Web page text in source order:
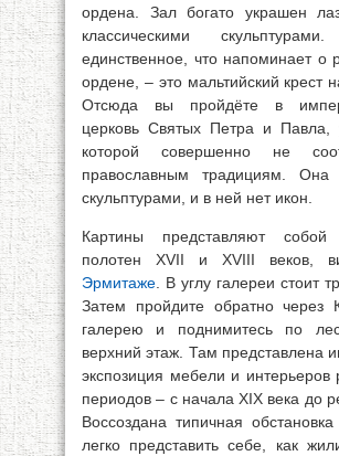
ордена. Зал богато украшен
классическими
единственное, что напоминает о
ордене, – это мальтийский крест
Отсюда вы пройдёте в
церковь Святых Петра и Павла,
которой совершенно не
православным традициям. Она
скульптурами, и в ней нет икон.
Картины представляют
полотен XVII и XVIII веков,
Эрмитаже . В углу галереи стоит
Затем пройдите обратно через
галерею и поднимитесь по
верхний этаж. Там представлена
экспозиция мебели и интерьеров
периодов – с начала XIX века до
Воссоздана типичная
легко представить себе, как